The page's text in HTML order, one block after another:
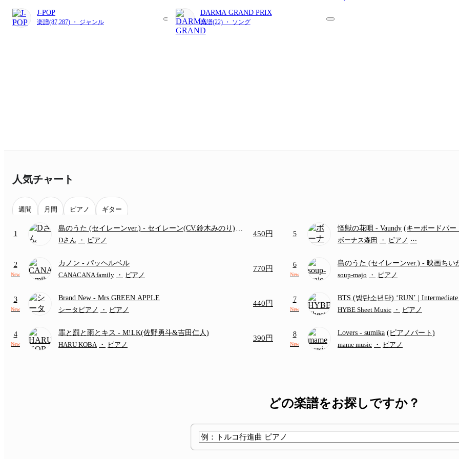
J-POP
楽譜(87,287) ・ ジャンル
DARMA GRAND PRIX
楽譜(22) ・ ソング
人気チャート
週間 月間 ピアノ ギター
1
島のうた (セイレーンver.) - セイレーン(CV.鈴木みのり)
(難易度:★★★★☆/歌詞・コード・ペダル付き/『映画ち
Dさん ・ ピアノ
450円
2
New
カノン - パッヘルベル
CANACANA family ・ ピアノ
770円
3
New
Brand New - Mrs.GREEN APPLE
シータピアノ
・ ピアノ
440円
4
New
罪と罰と雨とキス - M!LK(佐野勇斗&吉田仁人)
HARU KOBA
・ ピアノ
390円
5
怪獣の花唄 - Vaundy (キーボードパー
ボーナス森田
・ ピアノ ⋯
6
New
島のうた (セイレーンver.) - 映画ちい
つ (ドレミ付き初級)
soup-majo ・ ピアノ
7
New
BTS (방탄소년단) ‘RUN’ |
HYBE Sheet Music ・ ピアノ
8
New
Lovers - sumika (ピアノパート)
mame music ・ ピアノ
どの楽譜をお探しですか？